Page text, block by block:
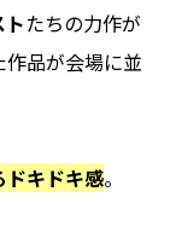
たちの力作が
品が会場に並
ドキドキ感。